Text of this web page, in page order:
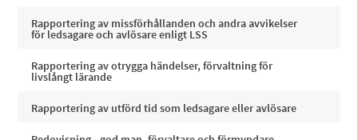
Rapportering av missförhållanden och andra avvikelser
för ledsagare och avlösare enligt LSS
Rapportering av otrygga händelser, förvaltning för
livslångt lärande
Rapportering av utförd tid som ledsagare eller avlösare